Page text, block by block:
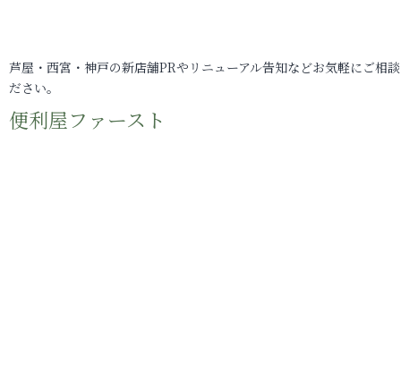
芦屋・西宮・神戸の新店舗PRやリニューアル告知などお気軽にご相
ださい。
便利屋ファースト